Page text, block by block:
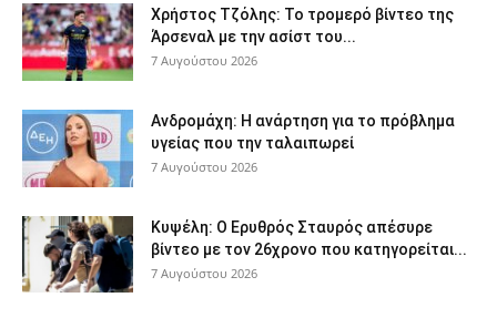
Χρήστος Τζόλης: Το τρομερό βίντεο της
Άρσεναλ με την ασίστ του...
7 Αυγούστου 2026
Ανδρομάχη: Η ανάρτηση για το πρόβλημα
υγείας που την ταλαιπωρεί
7 Αυγούστου 2026
Κυψέλη: Ο Ερυθρός Σταυρός απέσυρε
βίντεο με τον 26χρονο που κατηγορείται...
7 Αυγούστου 2026